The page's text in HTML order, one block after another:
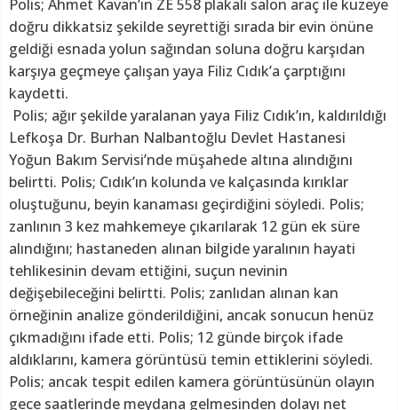
Polis; Ahmet Kavan’ın ZE 558 plakalı salon araç ile kuzeye
doğru dikkatsiz şekilde seyrettiği sırada bir evin önüne
geldiği esnada yolun sağından soluna doğru karşıdan
karşıya geçmeye çalışan yaya Filiz Cıdık’a çarptığını
kaydetti.
Polis; ağır şekilde yaralanan yaya Filiz Cıdık’ın, kaldırıldığı
Lefkoşa Dr. Burhan Nalbantoğlu Devlet Hastanesi
Yoğun Bakım Servisi’nde müşahede altına alındığını
belirtti. Polis; Cıdık’ın kolunda ve kalçasında kırıklar
oluştuğunu, beyin kanaması geçirdiğini söyledi. Polis;
zanlının 3 kez mahkemeye çıkarılarak 12 gün ek süre
alındığını; hastaneden alınan bilgide yaralının hayati
tehlikesinin devam ettiğini, suçun nevinin
değişebileceğini belirtti. Polis; zanlıdan alınan kan
örneğinin analize gönderildiğini, ancak sonucun henüz
çıkmadığını ifade etti. Polis; 12 günde birçok ifade
aldıklarını, kamera görüntüsü temin ettiklerini söyledi.
Polis; ancak tespit edilen kamera görüntüsünün olayın
gece saatlerinde meydana gelmesinden dolayı net